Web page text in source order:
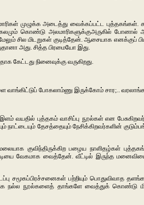
முழுக்க அடைத்து வைக்கப்பட்ட
கொண்டு அலமாரிகளுக்குஅருகில்
சில மிடறுகள் குடித்தேன். ஆசையாக எனக்குப்
அது. சித்த பிரமையோ இது.
நினைவுக்கு வருகிறது.
வாங்கிட்டுப் போகலாம்ணு இருக்கோம் சார;..
புத்தகம் வாசிப்பு நூல்கள் என
தேசத்தையும் நேசிக்கிறவர்களின்
குவிந்திருக்கிற பழைய நாளிதழ்கள்
வேகமாக வைத்தேன். வீட்டில் இருந்த
சமூகப்பிரச்சனைகள் பற்றியும் பொதுவிவாத
மிக நல்ல நூல்களைத் தாங்களே வைத்துக்